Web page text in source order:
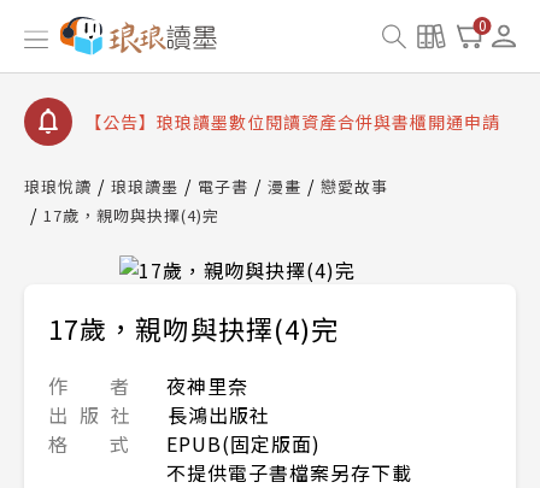
0
【公告】琅琅書店服務升級重要說明及資產合併結果
查詢
【公告】8/10、8/13 行動網路降速演練提醒
【公告】琅琅讀墨數位閱讀資產合併與書櫃開通申請
【公告】琅琅讀墨 3 分鐘完成書櫃開通與資產合併申
請圖文教學
【公告】琅琅書店服務升級重要說明及資產合併結果
查詢
【公告】8/10、8/13 行動網路降速演練提醒
琅琅悅讀 琅琅讀墨 電子書 漫畫
戀愛故事
17歲，親吻與抉擇(4)完
17歲，親吻與抉擇(4)完
作 者
夜神里奈
出 版 社
長鴻出版社
格 式
EPUB(固定版面)
不提供電子書檔案另存下載